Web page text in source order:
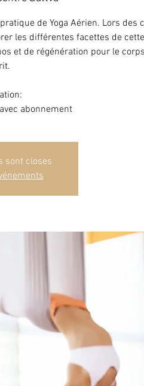
de Yoga Aérien. Lors des
les différentes facettes de cette
et de régénération pour le
abonnement
sont closes